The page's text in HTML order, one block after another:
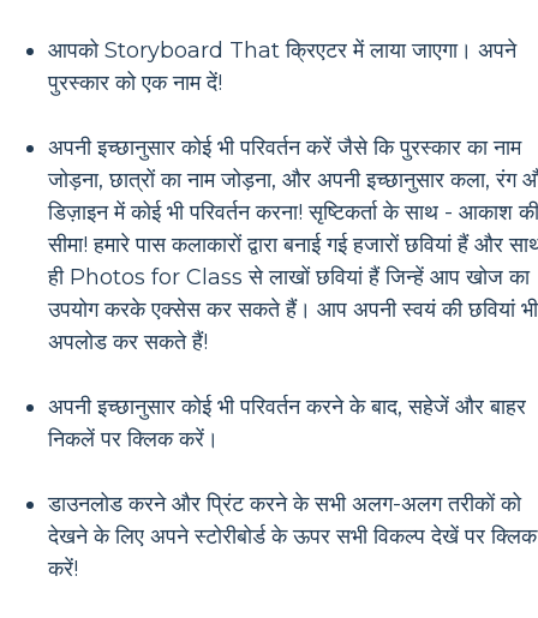
आपको Storyboard That क्रिएटर में लाया जाएगा। अपने
पुरस्कार को एक नाम दें!
अपनी इच्छानुसार कोई भी परिवर्तन करें जैसे कि पुरस्कार का नाम
जोड़ना, छात्रों का नाम जोड़ना, और अपनी इच्छानुसार कला, रंग
डिज़ाइन में कोई भी परिवर्तन करना! सृष्टिकर्ता के साथ - आकाश की
सीमा! हमारे पास कलाकारों द्वारा बनाई गई हजारों छवियां हैं और
ही Photos for Class से लाखों छवियां हैं जिन्हें आप खोज का
उपयोग करके एक्सेस कर सकते हैं। आप अपनी स्वयं की छवियां भी
अपलोड कर सकते हैं!
अपनी इच्छानुसार कोई भी परिवर्तन करने के बाद, सहेजें और बाहर
निकलें पर क्लिक करें।
डाउनलोड करने और प्रिंट करने के सभी अलग-अलग तरीकों को
देखने के लिए अपने स्टोरीबोर्ड के ऊपर सभी विकल्प देखें पर क्लिक
करें!